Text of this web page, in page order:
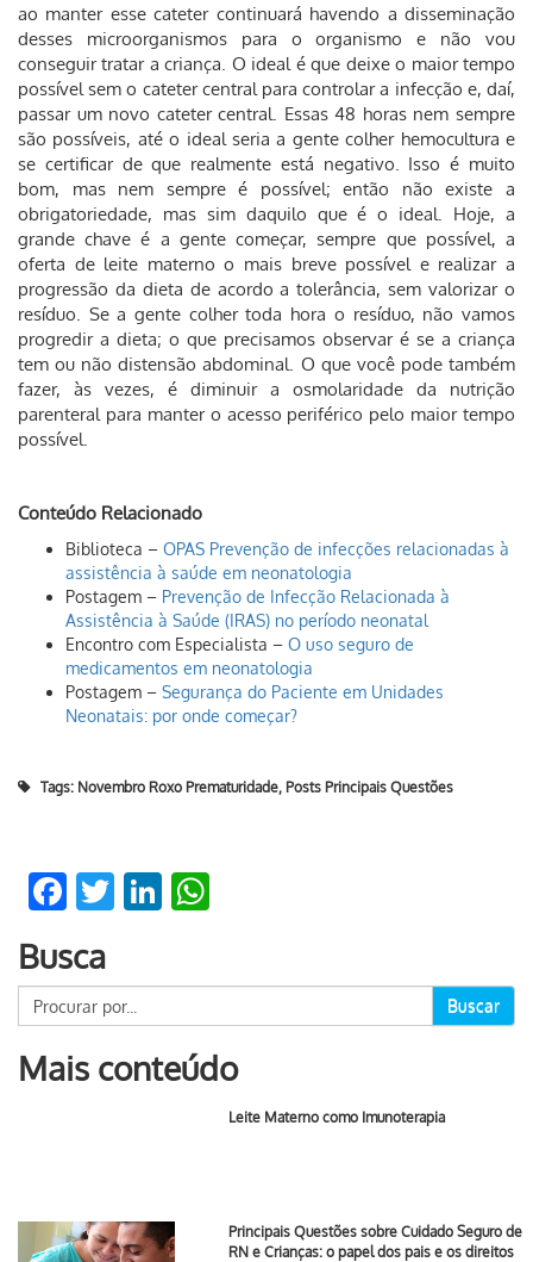
ao manter esse cateter continuará havendo a disseminação
desses microorganismos para o organismo e não vou
conseguir tratar a criança. O ideal é que deixe o maior tempo
possível sem o cateter central para controlar a infecção e, daí,
passar um novo cateter central. Essas 48 horas nem sempre
são possíveis, até o ideal seria a gente colher hemocultura e
se certificar de que realmente está negativo. Isso é muito
bom, mas nem sempre é possível; então não existe a
obrigatoriedade, mas sim daquilo que é o ideal. Hoje, a
grande chave é a gente começar, sempre que possível, a
oferta de leite materno o mais breve possível e realizar a
progressão da dieta de acordo a tolerância, sem valorizar o
resíduo. Se a gente colher toda hora o resíduo, não vamos
progredir a dieta; o que precisamos observar é se a criança
tem ou não distensão abdominal. O que você pode também
fazer, às vezes, é diminuir a osmolaridade da nutrição
parenteral para manter o acesso periférico pelo maior tempo
possível.
Conteúdo Relacionado
Biblioteca – OPAS Prevenção de infecções relacionadas à
assistência à saúde em neonatologia
Postagem – Prevenção de Infecção Relacionada à
Assistência à Saúde (IRAS) no período neonatal
Encontro com Especialista – O uso seguro de
medicamentos em neonatologia
Postagem – Segurança do Paciente em Unidades
Neonatais: por onde começar?
Tags: Novembro Roxo Prematuridade, Posts Principais Questões
Facebook
TwitterLinkedIn
Busca
Buscar
Mais conteúdo
Leite Materno como Imunoterapia
Principais Questões sobre Cuidado Seguro de
RN e Crianças: o papel dos pais e os direitos